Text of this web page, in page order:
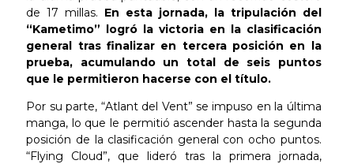
de 17 millas. En esta jornada, la tripulación del
“Kametimo” logró la victoria en la clasificación
general tras finalizar en tercera posición en la
prueba, acumulando un total de seis puntos
que le permitieron hacerse con el título.
Por su parte, “Atlant del Vent” se impuso en la última
manga, lo que le permitió ascender hasta la segunda
posición de la clasificación general con ocho puntos.
“Flying Cloud”, que lideró tras la primera jornada,